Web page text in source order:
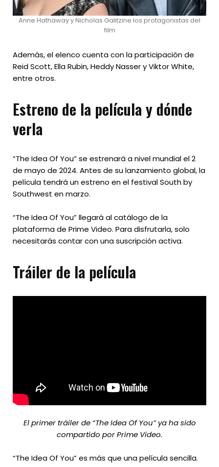
Anne Hathaway y Nicholas Galitzine los protagonistas del
film
Además, el elenco cuenta con la participación de
Reid Scott, Ella Rubin, Heddy Nasser y Viktor White,
entre otros.
Estreno de la película y dónde
verla
“The Idea Of You” se estrenará a nivel mundial el 2
de mayo de 2024. Antes de su lanzamiento global, la
película tendrá un estreno en el festival South by
Southwest en marzo.
“The Idea Of You” llegará al catálogo de la
plataforma de Prime Video. Para disfrutarla, solo
necesitarás contar con una suscripción activa.
Tráiler de la película
El primer tráiler de “The Idea Of You” ya ha sido
compartido por Prime Video.
“The Idea Of You” es más que una película sencilla.